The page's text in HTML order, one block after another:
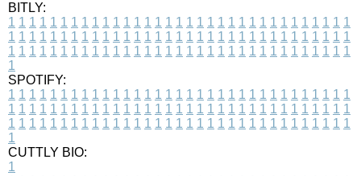
BITLY:
1 1 1 1 1 1 1 1 1 1 1 1 1 1 1 1 1 1 1 1 1 1 1 1 1 1 1 1 1 1 1 1 1
1 1 1 1 1 1 1 1 1 1 1 1 1 1 1 1 1 1 1 1 1 1 1 1 1 1 1 1 1 1 1 1 1
1 1 1 1 1 1 1 1 1 1 1 1 1 1 1 1 1 1 1 1 1 1 1 1 1 1 1 1 1 1 1 1 1
1
SPOTIFY:
1 1 1 1 1 1 1 1 1 1 1 1 1 1 1 1 1 1 1 1 1 1 1 1 1 1 1 1 1 1 1 1 1
1 1 1 1 1 1 1 1 1 1 1 1 1 1 1 1 1 1 1 1 1 1 1 1 1 1 1 1 1 1 1 1 1
1 1 1 1 1 1 1 1 1 1 1 1 1 1 1 1 1 1 1 1 1 1 1 1 1 1 1 1 1 1 1 1 1
1
CUTTLY BIO:
1